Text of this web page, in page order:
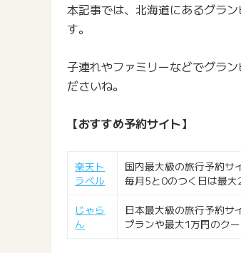
本記事では、北海道にあるグラ
す。
子連れやファミリーなどでグラ
ださいね。
【おすすめ予約サイト】
楽天ト
ラベル
国内最大級の旅行予約サ
毎月5と0のつく日は最大
じゃら
ん
日本最大級の旅行予約サ
プランや最大1万円のク